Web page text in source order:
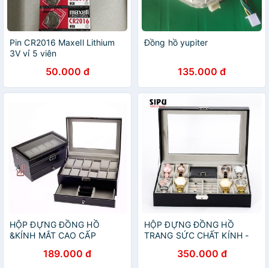
Pin CR2016 Maxell Lithium
3V vỉ 5 viên
50.000 đ
Đồng hồ yupiter
135.000 đ
HỘP ĐỰNG ĐỒNG HỒ
&KÍNH MẮT CAO CẤP
189.000 đ
HỘP ĐỰNG ĐỒNG HỒ
TRANG SỨC CHẤT KÍNH -
350.000 đ